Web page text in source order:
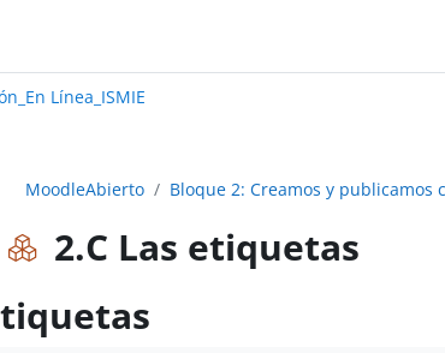
Línea_ISMIE
MoodleAbierto Bloque 2: Creamos y publicamos
2.C Las etiquetas